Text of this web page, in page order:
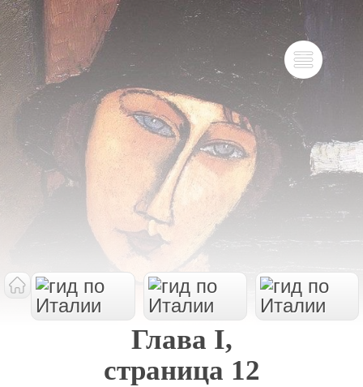
Глава I,
страница 12